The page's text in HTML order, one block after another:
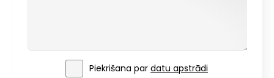
Piekrišana par datu apstrādi